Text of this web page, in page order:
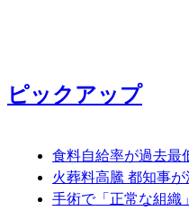
ピックアップ
食料自給率が過去最
火葬料高騰 都知事
手術で「正常な組織